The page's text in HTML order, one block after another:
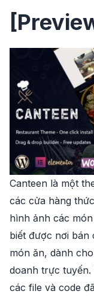
Canteen là một
các cửa hàng
hình ảnh các
biết được nơi bán
món ăn, dành
doanh trực tuyến.
các file và code